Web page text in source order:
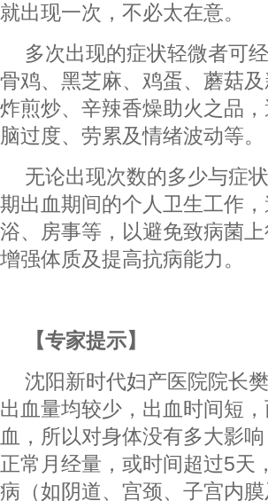
就出现一次，不必太在意。
多次出现的症状轻微者可
骨鸡、黑芝麻、鸡蛋、蘑菇
炸煎炒、辛辣香燥助火之品
脑过度、劳累及情绪波动等。
无论出现次数的多少与症
期出血期间的个人卫生工作
浴、房事等，以避免致病菌
增强体质及提高抗病能力。
【专家提示】
沈阳新时代妇产医院院长
出血量均较少，出血时间短
血，所以对身体没有多大影
正常月经量，或时间超过5天
病（如阴道、宫颈、子宫内